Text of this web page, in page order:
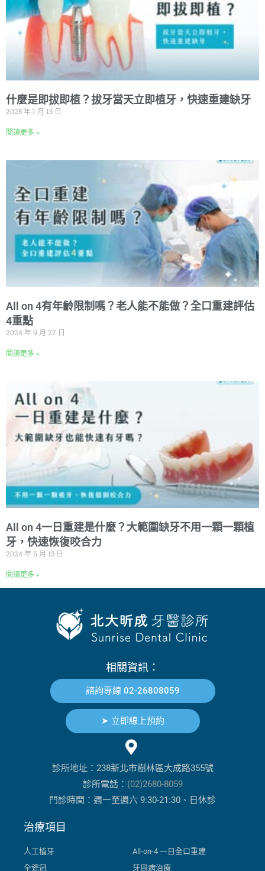
什麼是即拔即植？拔牙當天立即植牙，快速重建缺牙
2025 年 1 月 13 日
閱讀更多 »
All on 4有年齡限制嗎？老人能不能做？全口重建評估
4重點
2024 年 9 月 27 日
閱讀更多 »
All on 4一日重建是什麼？大範圍缺牙不用一顆一顆植
牙，快速恢復咬合力
2024 年 6 月 13 日
閱讀更多 »
相關資訊：
諮詢專線 02-26808059
➤ 立即線上預約
診所地址：238新北市樹林區大成路355號
診所電話： (02)2680-8059
門診時間：週一至週六 9:30-21:30、日休診
治療項目
人工植牙
全瓷冠
All-on-4 一日全口重建
牙周病治療